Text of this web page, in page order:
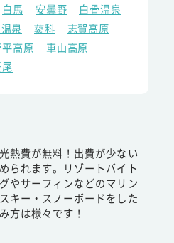
白馬 安曇野
白骨温泉
泉 蓼科
志賀高原
高原
車山高原
熱費が無料！出費が少ない
られます。リゾートバイト
やサーフィンなどのマリン
キー・スノーボードをした
方は様々です！